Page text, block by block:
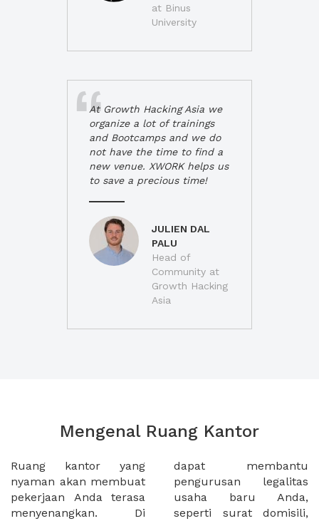
at Binus
University
At Growth Hacking Asia we
organize a lot of trainings
and Bootcamps and we do
not have the time to find a
new venue. XWORK helps us
to save a precious time!
JULIEN DAL
PALU
Head of
Community at
Growth Hacking
Asia
Mengenal Ruang Kantor
Ruang kantor yang
nyaman akan membuat
pekerjaan Anda terasa
menyenangkan. Di
dapat membantu
pengurusan legalitas
usaha baru Anda,
seperti surat domisili,